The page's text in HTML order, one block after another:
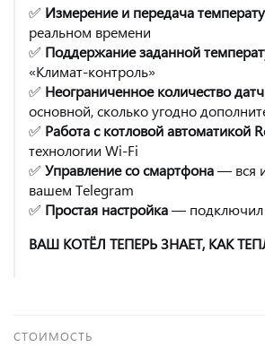
✅ Измерение и передача
реальном времени
✅ Поддержание заданной
«Климат-контроль»
✅ Неограниченное количество
основной, сколько угодно
✅ Работа с котловой автоматикой
технологии Wi-Fi
✅ Управление со смартфона— вся
вашем Telegram
✅ Простая настройка— подключил
ВАШ КОТЁЛ ТЕПЕРЬ ЗНАЕТ, КАК
СТОИМОСТЬ